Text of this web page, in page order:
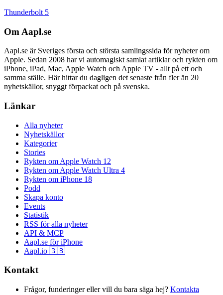
Thunderbolt 5
Om Aapl.se
Aapl.se är Sveriges första och största samlingssida för nyheter om
Apple. Sedan 2008 har vi automagiskt samlat artiklar och rykten om
iPhone, iPad, Mac, Apple Watch och Apple TV - allt på ett och
samma ställe. Här hittar du dagligen det senaste från fler än 20
nyhetskällor, snyggt förpackat och på svenska.
Länkar
Alla nyheter
Nyhetskällor
Kategorier
Stories
Rykten om Apple Watch 12
Rykten om Apple Watch Ultra 4
Rykten om iPhone 18
Podd
Skapa konto
Events
Statistik
RSS för alla nyheter
API & MCP
Aapl.se för iPhone
Aapl.io 🇬🇧
Kontakt
Frågor, funderinger eller vill du bara säga hej? Kontakta